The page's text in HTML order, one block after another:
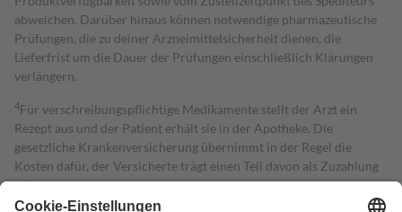
abweichen. Darüber hinaus können notwendige pharmazeutische
Prüfungen, die zu deiner Arzneimittelsicherheit dienen, die
Lieferfrist um die Dauer der Prüfungen einschließlich Klärungen
verlängern.
4Für verschreibungspflichtige Medikamente stellt der Arzt ein
Rezept aus und der Patient erhält sie in der Apotheke. Die
gesetzliche Krankenversicherung übernimmt in der Regel die
Kosten dafür, der Versicherte trägt einen Teil davon als Zuzahlung
mit.
Grundsätzlich leisten Mitglieder Zuzahlungen in Höhe von zehn